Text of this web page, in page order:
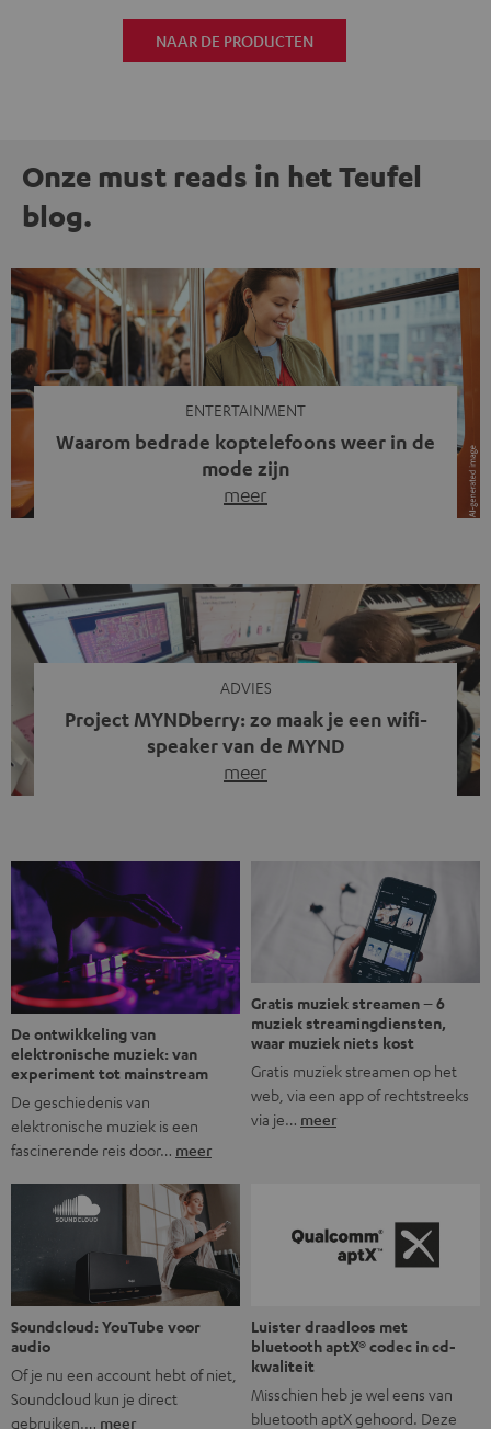
NAAR DE PRODUCTEN
Onze must reads in het Teufel
blog.
ENTERTAINMENT
Waarom bedrade koptelefoons weer in de
mode zijn
meer
tegenwoordig iets opvallends. Op straat, in de trein en
zelfs tijdens videogesprekken dragen steeds meer
mensen weer oordopjes met een kabel. De angst voor
kabels is niet verdwenen. Maar wat op het eerste […]
ADVIES
Project MYNDberry: zo maak je een wifi-
speaker van de MYND
meer
verder ontwikkelt. In vele uren na werktijd heeft het
team samen gewerkt om de MYND uit te breiden met de
mogelijkheid om via wifi te streamen. […]
De ontwikkeling van
elektronische muziek: van
experiment tot mainstream
De geschiedenis van
elektronische muziek is een
fascinerende reis door… meer
Gratis muziek streamen – 6
muziek streamingdiensten,
waar muziek niets kost
Gratis muziek streamen op het
web, via een app of rechtstreeks
via je… meer
Soundcloud: YouTube voor
audio
Of je nu een account hebt of niet,
Soundcloud kun je direct
gebruiken.… meer
Luister draadloos met
bluetooth aptX® codec in cd-
kwaliteit
Misschien heb je wel eens van
bluetooth aptX gehoord. Deze